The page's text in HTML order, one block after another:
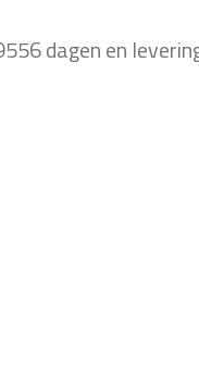
dagen en